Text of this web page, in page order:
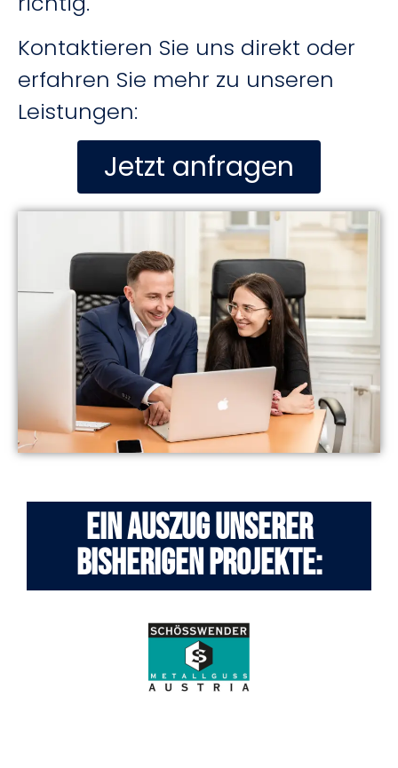
Kontaktieren Sie uns direkt oder
erfahren Sie mehr zu unseren
Leistungen:
Jetzt anfragen
Ein auszug unserer
bisherigen Projekte: